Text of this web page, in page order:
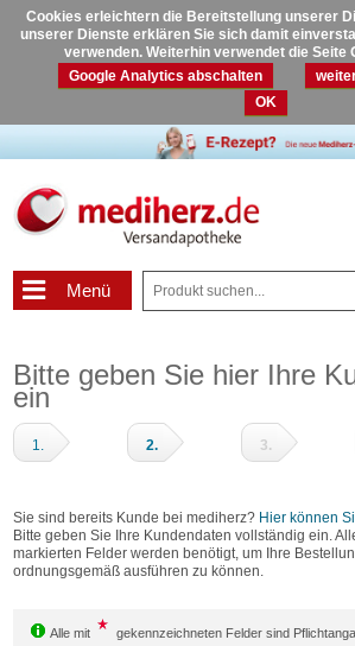
Cookies erleichtern die Bereitstellung unserer
unserer Dienste erklären Sie sich damit
verwenden. Weiterhin verwendet die Seite
Google Analytics abschalten
OK
Menü
Bitte geben Sie hier Ihre
ein
1. 2. 3.
Sie sind bereits Kunde bei mediherz? Hier können
Bitte geben Sie Ihre Kundendaten vollständig ein.
markierten Felder werden benötigt, um Ihre
ordnungsgemäß ausführen zu können.
Alle mit gekennzeichneten Felder sind